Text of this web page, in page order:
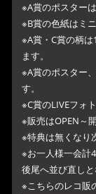
※A賞のポスター
※B賞の色紙はミ
※A賞・C賞の柄
ます。
※A賞のポスター
す。
※C賞のLIVEフォ
※販売はOPEN～
※特典は無くなり
※お一人様一会計
後尾へ並び直しと
※こちらのレコ販